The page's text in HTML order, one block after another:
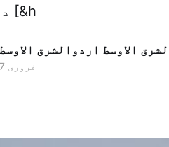
دوران سعودی [&h
الاوسط اردوالشرق
20 فروری 2017